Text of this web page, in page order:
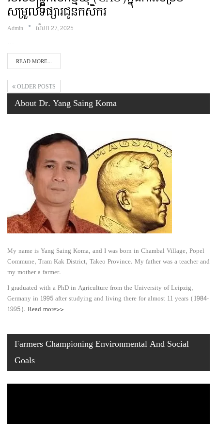
សម្រួលទីផ្សារជូនកសិករ
Admin សីហា 27, 2025
…
READ MORE...
OLDER POSTS
About Dr. Yang Saing Koma
My name is Yang Saing Koma, and I was born in Chambal Village, Popel
Commune, Tram Kak District, Takeo Province. My father was a teacher and
my mother a farmer.
I graduated with a PhD in Agriculture from the University of Leipzig,
Germany in 1995 after studying and living there for almost 11 years (1984-
1995). Read more>>
Farmers Championing Environmental And Social
Goals